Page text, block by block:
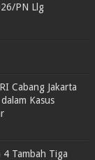
PN Llg
Cabang Jakarta
Kasus
4 Tambah Tiga